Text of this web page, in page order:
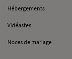
Hébergements
Vidéastes
Noces de mariage